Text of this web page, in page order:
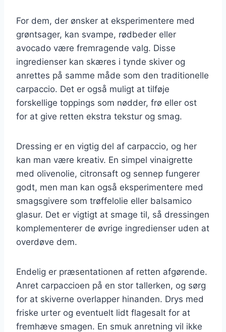
For dem, der ønsker at eksperimentere med
grøntsager, kan svampe, rødbeder eller
avocado være fremragende valg. Disse
ingredienser kan skæres i tynde skiver og
anrettes på samme måde som den traditionelle
carpaccio. Det er også muligt at tilføje
forskellige toppings som nødder, frø eller ost
for at give retten ekstra tekstur og smag.
Dressing er en vigtig del af carpaccio, og her
kan man være kreativ. En simpel vinaigrette
med olivenolie, citronsaft og sennep fungerer
godt, men man kan også eksperimentere med
smagsgivere som trøffelolie eller balsamico
glasur. Det er vigtigt at smage til, så dressingen
komplementerer de øvrige ingredienser uden at
overdøve dem.
Endelig er præsentationen af retten afgørende.
Anret carpaccioen på en stor tallerken, og sørg
for at skiverne overlapper hinanden. Drys med
friske urter og eventuelt lidt flagesalt for at
fremhæve smagen. En smuk anretning vil ikke